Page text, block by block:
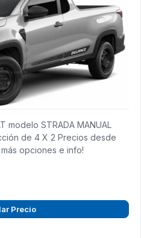
modelo STRADA MANUAL
de 4 X 2 Precios desde
opciones e info!
Precio